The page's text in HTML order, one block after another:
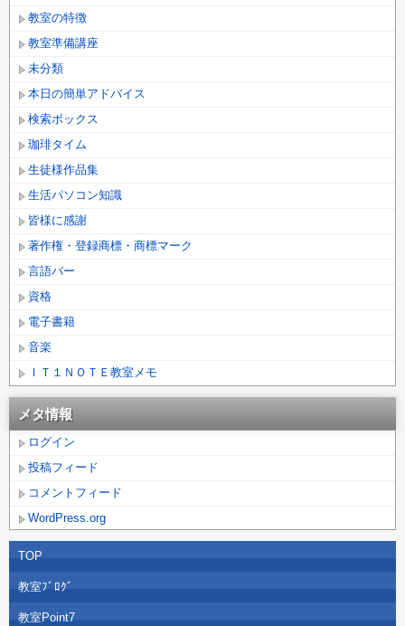
教室の特徴
教室準備講座
未分類
本日の簡単アドバイス
検索ボックス
珈琲タイム
生徒様作品集
生活パソコン知識
皆様に感謝
著作権・登録商標・商標マーク
言語バー
資格
電子書籍
音楽
ＩＴ１ＮＯＴＥ教室メモ
メタ情報
ログイン
投稿フィード
コメントフィード
WordPress.org
TOP
教室ﾌﾞﾛｸﾞ
教室Point7